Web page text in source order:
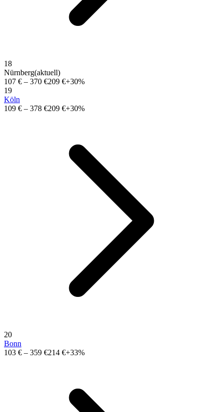
18
Nürnberg(aktuell)
107 € – 370 €209 €+30%
19
Köln
109 € – 378 €209 €+30%
20
Bonn
103 € – 359 €214 €+33%